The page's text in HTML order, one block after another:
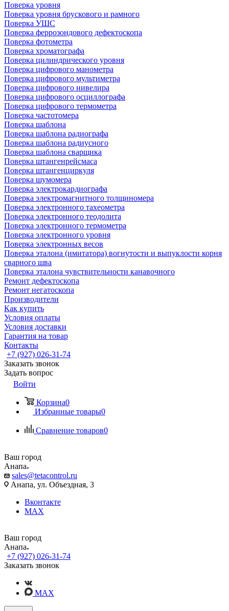
Поверка уровня
Поверка уровня брускового и рамного
Поверка УШС
Поверка феррозондового дефектоскопа
Поверка фотометра
Поверка хроматографа
Поверка цилиндрического уровня
Поверка цифрового манометра
Поверка цифрового мультиметра
Поверка цифрового нивелира
Поверка цифрового осциллографа
Поверка цифрового термометра
Поверка частотомера
Поверка шаблона
Поверка шаблона радиографа
Поверка шаблона радиусного
Поверка шаблона сварщика
Поверка штангенрейсмаса
Поверка штангенциркуля
Поверка шумомера
Поверка электрокардиографа
Поверка электромагнитного толщиномера
Поверка электронного тахеометра
Поверка электронного теодолита
Поверка электронного термометра
Поверка электронного уровня
Поверка электронных весов
Поверка эталона (имитатора) вогнутости и выпуклости корня
сварного шва
Поверка эталона чувствительности канавочного
Ремонт дефектоскопа
Ремонт негатоскопа
Производители
Как купить
Условия оплаты
Условия доставки
Гарантия на товар
Контакты
+7 (927) 026-31-74
Заказать звонок
Задать вопрос
Войти
Корзина0
Избранные товары0
Сравнение товаров0
Ваш город
Анапа
sales@tetacontrol.ru
Анапа, ул. Объездная, 3
Вконтакте
MAX
Ваш город
Анапа
+7 (927) 026-31-74
Заказать звонок
MAX